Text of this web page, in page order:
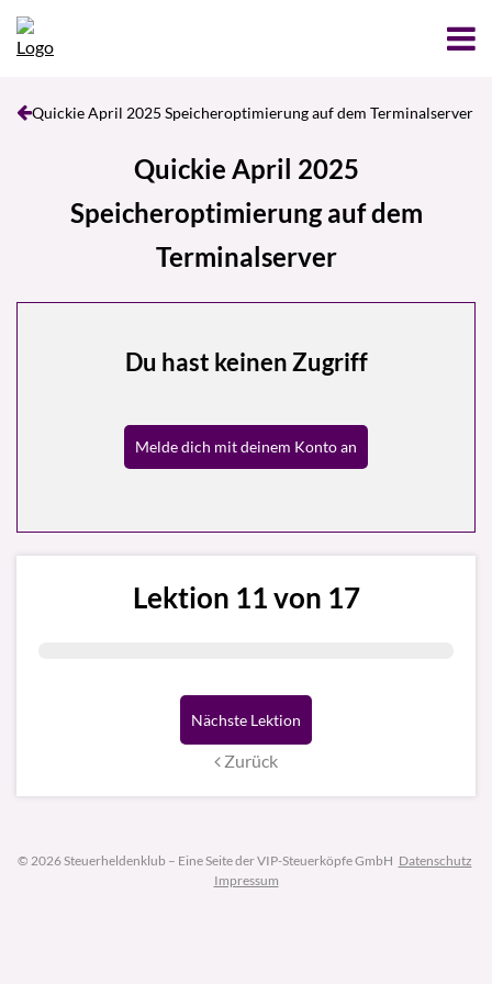
Quickie April 2025 Speicheroptimierung auf dem Terminalserver
Quickie April 2025
Speicheroptimierung auf dem
Terminalserver
Du hast keinen Zugriff
Melde dich mit deinem Konto an
Lektion 11 von 17
Nächste Lektion
Zurück
© 2026 Steuerheldenklub – Eine Seite der VIP-Steuerköpfe GmbH Datenschutz
Impressum